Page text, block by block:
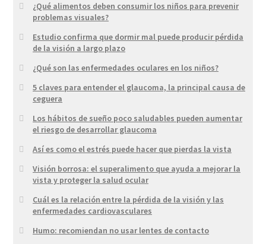
¿Qué alimentos deben consumir los niños para prevenir
problemas visuales?
Estudio confirma que dormir mal puede producir pérdida
de la visión a largo plazo
¿Qué son las enfermedades oculares en los niños?
5 claves para entender el glaucoma, la principal causa de
ceguera
Los hábitos de sueño poco saludables pueden aumentar
el riesgo de desarrollar glaucoma
Así es como el estrés puede hacer que pierdas la vista
Visión borrosa: el superalimento que ayuda a mejorar la
vista y proteger la salud ocular
Cuál es la relación entre la pérdida de la visión y las
enfermedades cardiovasculares
Humo: recomiendan no usar lentes de contacto